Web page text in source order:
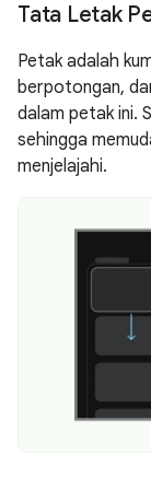
Tata Letak
Petak adalah
berpotongan,
dalam petak ini.
sehingga
menjelajahi.